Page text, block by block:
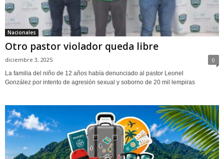
Nacionales
Otro pastor violador queda libre
diciembre 3, 2025 0
La familia del niño de 12 años había denunciado al pastor Leonel
González por intento de agresión sexual y soborno de 20 mil lempiras